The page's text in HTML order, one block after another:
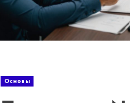
Основы